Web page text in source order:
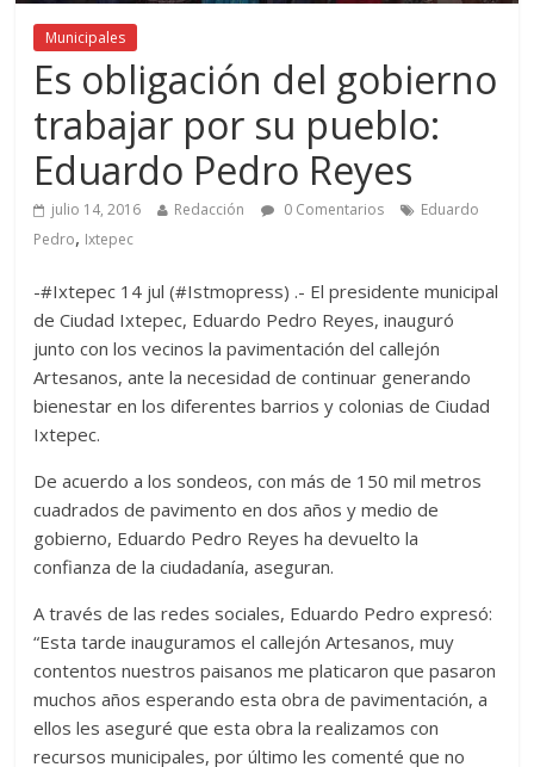
Municipales
Es obligación del gobierno
trabajar por su pueblo:
Eduardo Pedro Reyes
julio 14, 2016 Redacción 0 Comentarios
Eduardo
Pedro, Ixtepec
-#Ixtepec 14 jul (#Istmopress) .- El presidente municipal
de Ciudad Ixtepec, Eduardo Pedro Reyes, inauguró
junto con los vecinos la pavimentación del callejón
Artesanos, ante la necesidad de continuar generando
bienestar en los diferentes barrios y colonias de Ciudad
Ixtepec.
De acuerdo a los sondeos, con más de 150 mil metros
cuadrados de pavimento en dos años y medio de
gobierno, Eduardo Pedro Reyes ha devuelto la
confianza de la ciudadanía, aseguran.
A través de las redes sociales, Eduardo Pedro expresó:
“Esta tarde inauguramos el callejón Artesanos, muy
contentos nuestros paisanos me platicaron que pasaron
muchos años esperando esta obra de pavimentación, a
ellos les aseguré que esta obra la realizamos con
recursos municipales, por último les comenté que no